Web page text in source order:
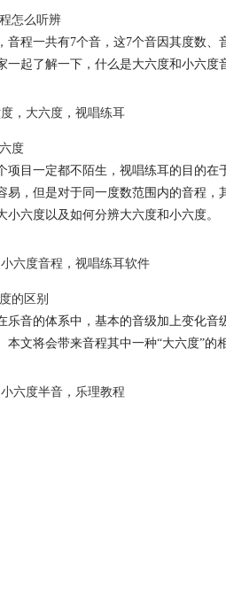
怎么听辨
音程一共有7个音，这7个音因其度数
起了解一下，什么是大六度和小六度
， 大六度 ， 视唱练耳
度
项目一定都不陌生，视唱练耳的目的
易，但是对于同一度数范围内的音程
六度以及如何分辨大六度和小六度。
小六度音程 ， 视唱练耳软件
的区别
乐音的体系中，基本的音级加上变化
文将会带来音程其中一种“大六度”的
小六度半音 ， 乐理教程